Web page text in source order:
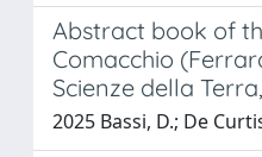
Abstract book of
Comacchio
Scienze della
2025 Bassi, D.; De